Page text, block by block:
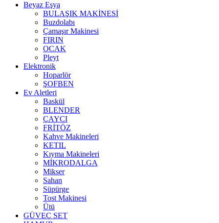
Beyaz Eşya
BULAŞIK MAKİNESİ
Buzdolabı
Çamaşır Makinesi
FIRIN
OCAK
Pleyt
Elektronik
Hoparlör
ŞOFBEN
Ev Aletleri
Baskül
BLENDER
ÇAYCI
FRİTÖZ
Kahve Makineleri
KETIL
Kıyma Makineleri
MİKRODALGA
Mikser
Sahan
Süpürge
Tost Makinesi
Ütü
GÜVEÇ SET